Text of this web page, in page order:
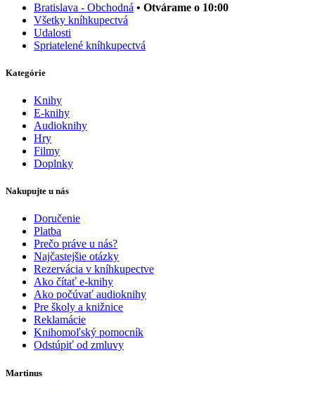
Bratislava - Obchodná • Otvárame o 10:00
Všetky kníhkupectvá
Udalosti
Spriatelené kníhkupectvá
Kategórie
Knihy
E-knihy
Audioknihy
Hry
Filmy
Doplnky
Nakupujte u nás
Doručenie
Platba
Prečo práve u nás?
Najčastejšie otázky
Rezervácia v kníhkupectve
Ako čítať e-knihy
Ako počúvať audioknihy
Pre školy a knižnice
Reklamácie
Knihomoľský pomocník
Odstúpiť od zmluvy
Martinus